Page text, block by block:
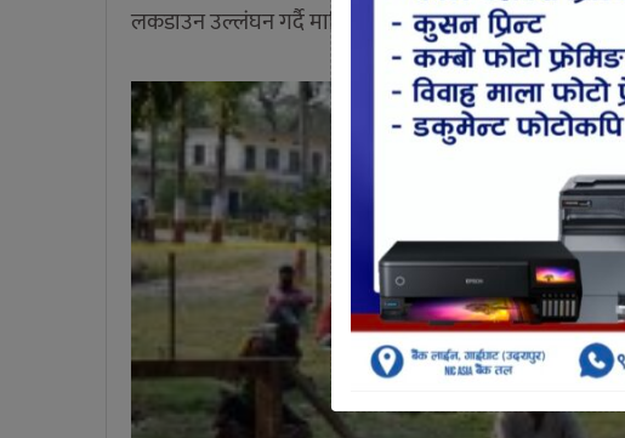
लकडाउन उल्लंघन गर्दै मानिसहरु अनावश्यक हिँडडुल गरेपछि